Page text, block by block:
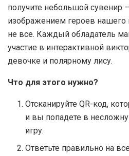
получите небольшой сувенир
изображением героев нашего
не все. Каждый обладатель
участие в интерактивной
девочке и полярному лису.
Что для этого нужно?
Отсканируйте QR-код,
и вы попадете в
игру.
Ответьте правильно на